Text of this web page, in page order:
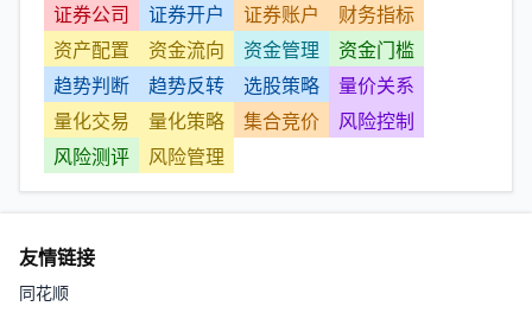
证券公司
证券开户 证券账户
财务指标
资产配置
资金流向 资金管理
资金门槛
趋势判断
趋势反转 选股策略
量价关系
量化交易
量化策略 集合竞价
风险控制
风险测评
风险管理
友情链接
同花顺